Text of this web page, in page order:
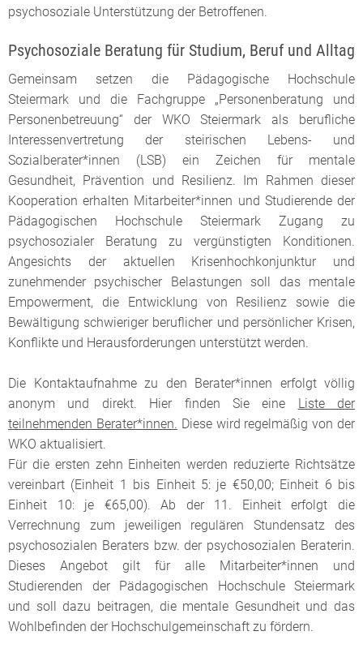
psychosoziale Unterstützung der Betroffenen.
Psychosoziale Beratung für Studium, Beruf und Alltag
Gemeinsam setzen die Pädagogische Hochschule
Steiermark und die Fachgruppe „Personenberatung und
Personenbetreuung“ der WKO Steiermark als berufliche
Interessenvertretung der steirischen Lebens- und
Sozialberater*innen (LSB) ein Zeichen für mentale
Gesundheit, Prävention und Resilienz. Im Rahmen dieser
Kooperation erhalten Mitarbeiter*innen und Studierende der
Pädagogischen Hochschule Steiermark Zugang zu
psychosozialer Beratung zu vergünstigten Konditionen.
Angesichts der aktuellen Krisenhochkonjunktur und
zunehmender psychischer Belastungen soll das mentale
Empowerment, die Entwicklung von Resilienz sowie die
Bewältigung schwieriger beruflicher und persönlicher Krisen,
Konflikte und Herausforderungen unterstützt werden.
Die Kontaktaufnahme zu den Berater*innen erfolgt völlig
anonym und direkt. Hier finden Sie eine Liste der
teilnehmenden Berater*innen. Diese wird regelmäßig von der
WKO aktualisiert.
Für die ersten zehn Einheiten werden reduzierte Richtsätze
vereinbart (Einheit 1 bis Einheit 5: je €50,00; Einheit 6 bis
Einheit 10: je €65,00). Ab der 11. Einheit erfolgt die
Verrechnung zum jeweiligen regulären Stundensatz des
psychosozialen Beraters bzw. der psychosozialen Beraterin.
Dieses Angebot gilt für alle Mitarbeiter*innen und
Studierenden der Pädagogischen Hochschule Steiermark
und soll dazu beitragen, die mentale Gesundheit und das
Wohlbefinden der Hochschulgemeinschaft zu fördern.